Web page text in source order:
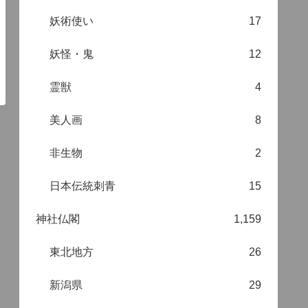
妖術使い 17
妖怪・鬼 12
霊獣 4
美人画 8
非生物 2
日本伝統刺青 15
神社仏閣 1,159
東北地方 26
新潟県 29